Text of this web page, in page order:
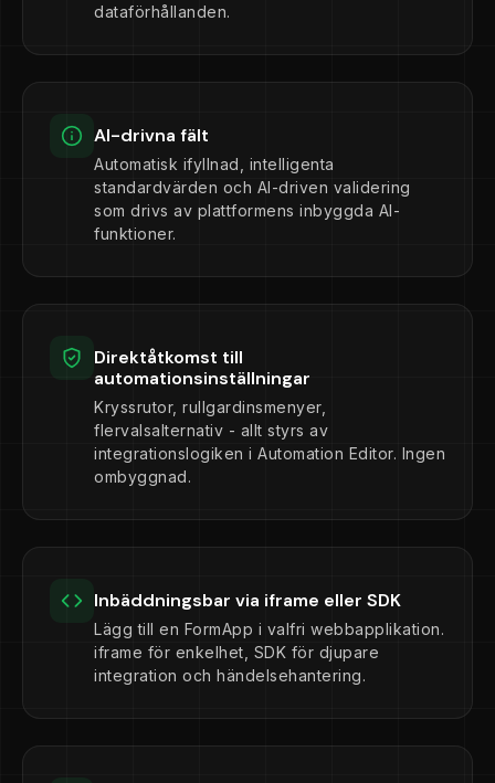
dataförhållanden.
AI-drivna fält
Automatisk ifyllnad, intelligenta
standardvärden och AI-driven validering
som drivs av plattformens inbyggda AI-
funktioner.
Direktåtkomst till
automationsinställningar
Kryssrutor, rullgardinsmenyer,
flervalsalternativ - allt styrs av
integrationslogiken i Automation Editor. Ingen
ombyggnad.
Inbäddningsbar via iframe eller SDK
Lägg till en FormApp i valfri webbapplikation.
iframe för enkelhet, SDK för djupare
integration och händelsehantering.